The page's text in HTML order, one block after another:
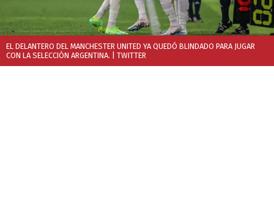
EL DELANTERO DEL MANCHESTER UNITED YA QUEDÓ BLINDADO PARA JUGAR
CON LA SELECCIÓN ARGENTINA. | TWITTER